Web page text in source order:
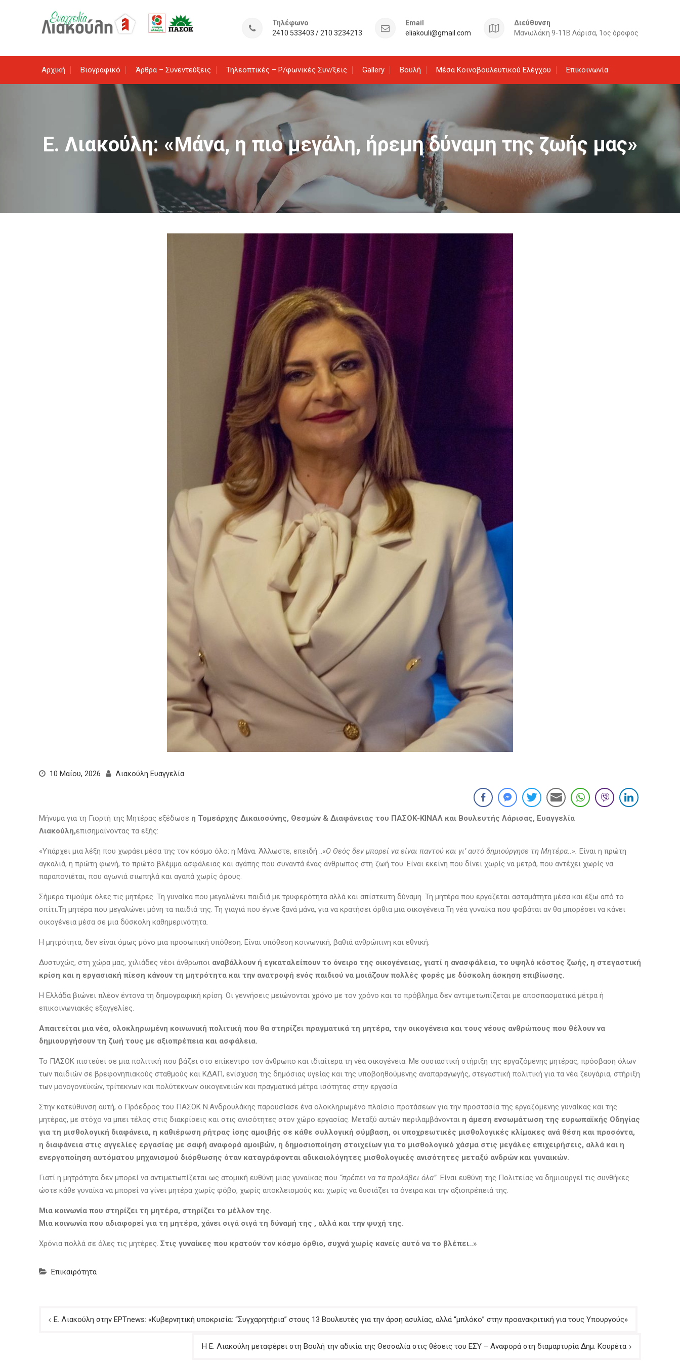
Τηλέφωνο
2410 533403 / 210 3234213
Email
eliakouli@gmail.com
Διεύθυνση
Μανωλάκη 9-11Β Λάρισα, 1ος όροφος
Αρχική Βιογραφικό Άρθρα – Συνεντεύξεις Τηλεοπτικές – Ρ/φωνικές Συν/ξεις Gallery Βουλή Μέσα Κοινοβουλευτικού Ελέγχου Επικοινωνία
Ε. Λιακούλη: «Μάνα, η πιο μεγάλη, ήρεμη δύναμη της ζωής μας»
10 Μαΐου, 2026 Λιακούλη Ευαγγελία
Μήνυμα για τη Γιορτή της Μητέρας εξέδωσε η Τομεάρχης Δικαιοσύνης, Θεσμών & Διαφάνειας του ΠΑΣΟΚ-ΚΙΝΑΛ και Βουλευτής Λάρισας, Ευαγγελία
Λιακούλη,επισημαίνοντας τα εξής:
«Υπάρχει μια λέξη που χωράει μέσα της τον κόσμο όλο: η Μάνα. Άλλωστε, επειδή ..«Ο Θεός δεν μπορεί να είναι παντού και γι’ αυτό δημιούργησε τη Μητέρα..». Είναι η πρώτη
αγκαλιά, η πρώτη φωνή, το πρώτο βλέμμα ασφάλειας και αγάπης που συναντά ένας άνθρωπος στη ζωή του. Είναι εκείνη που δίνει χωρίς να μετρά, που αντέχει χωρίς να
παραπονιέται, που αγωνιά σιωπηλά και αγαπά χωρίς όρους.
Σήμερα τιμούμε όλες τις μητέρες. Τη γυναίκα που μεγαλώνει παιδιά με τρυφερότητα αλλά και απίστευτη δύναμη. Τη μητέρα που εργάζεται ασταμάτητα μέσα και έξω από το
σπίτι.Τη μητέρα που μεγαλώνει μόνη τα παιδιά της. Τη γιαγιά που έγινε ξανά μάνα, για να κρατήσει όρθια μια οικογένεια.Τη νέα γυναίκα που φοβάται αν θα μπορέσει να κάνει
οικογένεια μέσα σε μια δύσκολη καθημερινότητα.
Η μητρότητα, δεν είναι όμως μόνο μια προσωπική υπόθεση. Είναι υπόθεση κοινωνική, βαθιά ανθρώπινη και εθνική.
Δυστυχώς, στη χώρα μας, χιλιάδες νέοι άνθρωποι αναβάλλουν ή εγκαταλείπουν το όνειρο της οικογένειας, γιατί η ανασφάλεια, το υψηλό κόστος ζωής, η στεγαστική
κρίση και η εργασιακή πίεση κάνουν τη μητρότητα και την ανατροφή ενός παιδιού να μοιάζουν πολλές φορές με δύσκολη άσκηση επιβίωσης.
Η Ελλάδα βιώνει πλέον έντονα τη δημογραφική κρίση. Οι γεννήσεις μειώνονται χρόνο με τον χρόνο και το πρόβλημα δεν αντιμετωπίζεται με αποσπασματικά μέτρα ή
επικοινωνιακές εξαγγελίες.
Απαιτείται μια νέα, ολοκληρωμένη κοινωνική πολιτική που θα στηρίζει πραγματικά τη μητέρα, την οικογένεια και τους νέους ανθρώπους που θέλουν να
δημιουργήσουν τη ζωή τους με αξιοπρέπεια και ασφάλεια.
Το ΠΑΣΟΚ πιστεύει σε μια πολιτική που βάζει στο επίκεντρο τον άνθρωπο και ιδιαίτερα τη νέα οικογένεια. Με ουσιαστική στήριξη της εργαζόμενης μητέρας, πρόσβαση όλων
των παιδιών σε βρεφονηπιακούς σταθμούς και ΚΔΑΠ, ενίσχυση της δημόσιας υγείας και της υποβοηθούμενης αναπαραγωγής, στεγαστική πολιτική για τα νέα ζευγάρια, στήριξη
των μονογονεϊκών, τρίτεκνων και πολύτεκνων οικογενειών και πραγματικά μέτρα ισότητας στην εργασία.
Στην κατεύθυνση αυτή, ο Πρόεδρος του ΠΑΣΟΚ Ν.Ανδρουλάκης παρουσίασε ένα ολοκληρωμένο πλαίσιο προτάσεων για την προστασία της εργαζόμενης γυναίκας και της
μητέρας, με στόχο να μπει τέλος στις διακρίσεις και στις ανισότητες στον χώρο εργασίας. Μεταξύ αυτών περιλαμβάνονται η άμεση ενσωμάτωση της ευρωπαϊκής Οδηγίας
για τη μισθολογική διαφάνεια, η καθιέρωση ρήτρας ίσης αμοιβής σε κάθε συλλογική σύμβαση, οι υποχρεωτικές μισθολογικές κλίμακες ανά θέση και προσόντα,
η διαφάνεια στις αγγελίες εργασίας με σαφή αναφορά αμοιβών, η δημοσιοποίηση στοιχείων για το μισθολογικό χάσμα στις μεγάλες επιχειρήσεις, αλλά και η
ενεργοποίηση αυτόματου μηχανισμού διόρθωσης όταν καταγράφονται αδικαιολόγητες μισθολογικές ανισότητες μεταξύ ανδρών και γυναικών.
Γιατί η μητρότητα δεν μπορεί να αντιμετωπίζεται ως ατομική ευθύνη μιας γυναίκας που “πρέπει να τα προλάβει όλα”. Είναι ευθύνη της Πολιτείας να δημιουργεί τις συνθήκες
ώστε κάθε γυναίκα να μπορεί να γίνει μητέρα χωρίς φόβο, χωρίς αποκλεισμούς και χωρίς να θυσιάζει τα όνειρα και την αξιοπρέπειά της.
Μια κοινωνία που στηρίζει τη μητέρα, στηρίζει το μέλλον της.
Μια κοινωνία που αδιαφορεί για τη μητέρα, χάνει σιγά σιγά τη δύναμή της , αλλά και την ψυχή της.
Χρόνια πολλά σε όλες τις μητέρες. Στις γυναίκες που κρατούν τον κόσμο όρθιο, συχνά χωρίς κανείς αυτόνα το βλέπει..»
Επικαιρότητα
Πλοήγηση
Ε. Λιακούλη στην ΕΡΤnews: «Κυβερνητική υποκρισία: “Συγχαρητήρια” στους 13 Βουλευτές για την άρση ασυλίας, αλλά “μπλόκο” στην προανακριτική για τους Υπουργούς»
Η Ε. Λιακούλη μεταφέρει στη Βουλή την αδικία της Θεσσαλία στις θέσεις του ΕΣΥ – Αναφορά στη διαμαρτυρία Δημ. Κουρέτα